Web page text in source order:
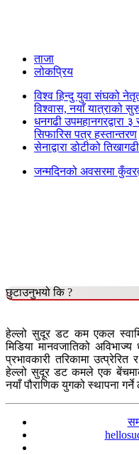
ताजा
लोकप्रिय
विश्व हिन्दु युवा संघको
विश्वास, नयाँ यात्राको
धनगढी उपमहानगरद्वारा ३
सिफारिस पत्र हस्तान्तरण
सेनाद्वारा डोटीको
जन्मदिनको अवसरमा
छुटाउनुभयो कि ?
हेल्लो सुदूर डट कम एकल
मिडिया मानवजातिको
प्रभावकारी तरिकामा
हेल्लो सुदूर डट कमले एक बेंचमार्क
नयाँ पौराणिक युगको स्थापना